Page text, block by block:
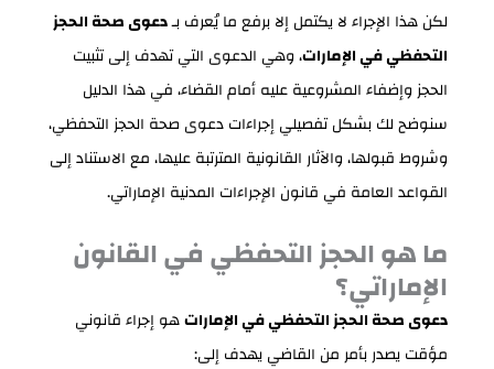
لكن هذا الإجراء لا يكتمل إلا برفع ما يُعرف بـدعوى صحة الحجز
التحفظي في الإمارات، وهي الدعوى التي تهدف إلى تثبيت
الحجز وإضفاء المشروعية عليه أمام القضاء، في هذا الدليل
سنوضح لك بشكل تفصيلي إجراءات دعوى صحة الحجز التحفظي،
وشروط قبولها، والآثار القانونية المترتبة عليها، مع الاستناد إلى
القواعد العامة في قانون الإجراءات المدنية الإماراتي.
ما هو الحجز التحفظي في القانون
الإماراتي؟
دعوى صحة الحجز التحفظي في الإماراتهو إجراء قانوني
مؤقت يصدر بأمر من القاضي يهدف إلى: